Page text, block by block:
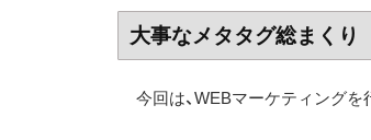
大事なメタタグ総まくり
今回は、WEBマーケティング